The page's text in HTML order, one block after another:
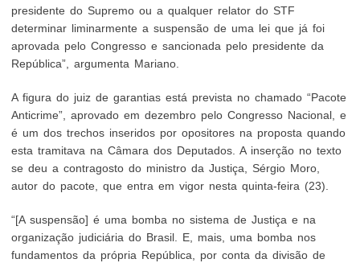
presidente do Supremo ou a qualquer relator do STF
determinar liminarmente a suspensão de uma lei que já foi
aprovada pelo Congresso e sancionada pelo presidente da
República”, argumenta Mariano.
A figura do juiz de garantias está prevista no chamado “Pacote
Anticrime”, aprovado em dezembro pelo Congresso Nacional, e
é um dos trechos inseridos por opositores na proposta quando
esta tramitava na Câmara dos Deputados. A inserção no texto
se deu a contragosto do ministro da Justiça, Sérgio Moro,
autor do pacote, que entra em vigor nesta quinta-feira (23).
“[A suspensão] é uma bomba no sistema de Justiça e na
organização judiciária do Brasil. E, mais, uma bomba nos
fundamentos da própria República, por conta da divisão de